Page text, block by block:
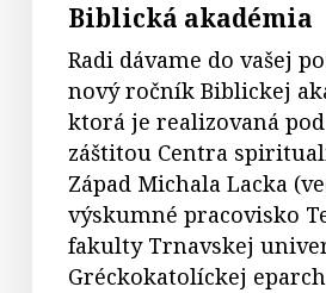
Biblická akadémia
Radi dávame do vašej
nový ročník Biblickej
ktorá je realizovaná pod
záštitou Centra
Západ Michala Lacka
výskumné pracovisko
fakulty Trnavskej
Gréckokatolíckej